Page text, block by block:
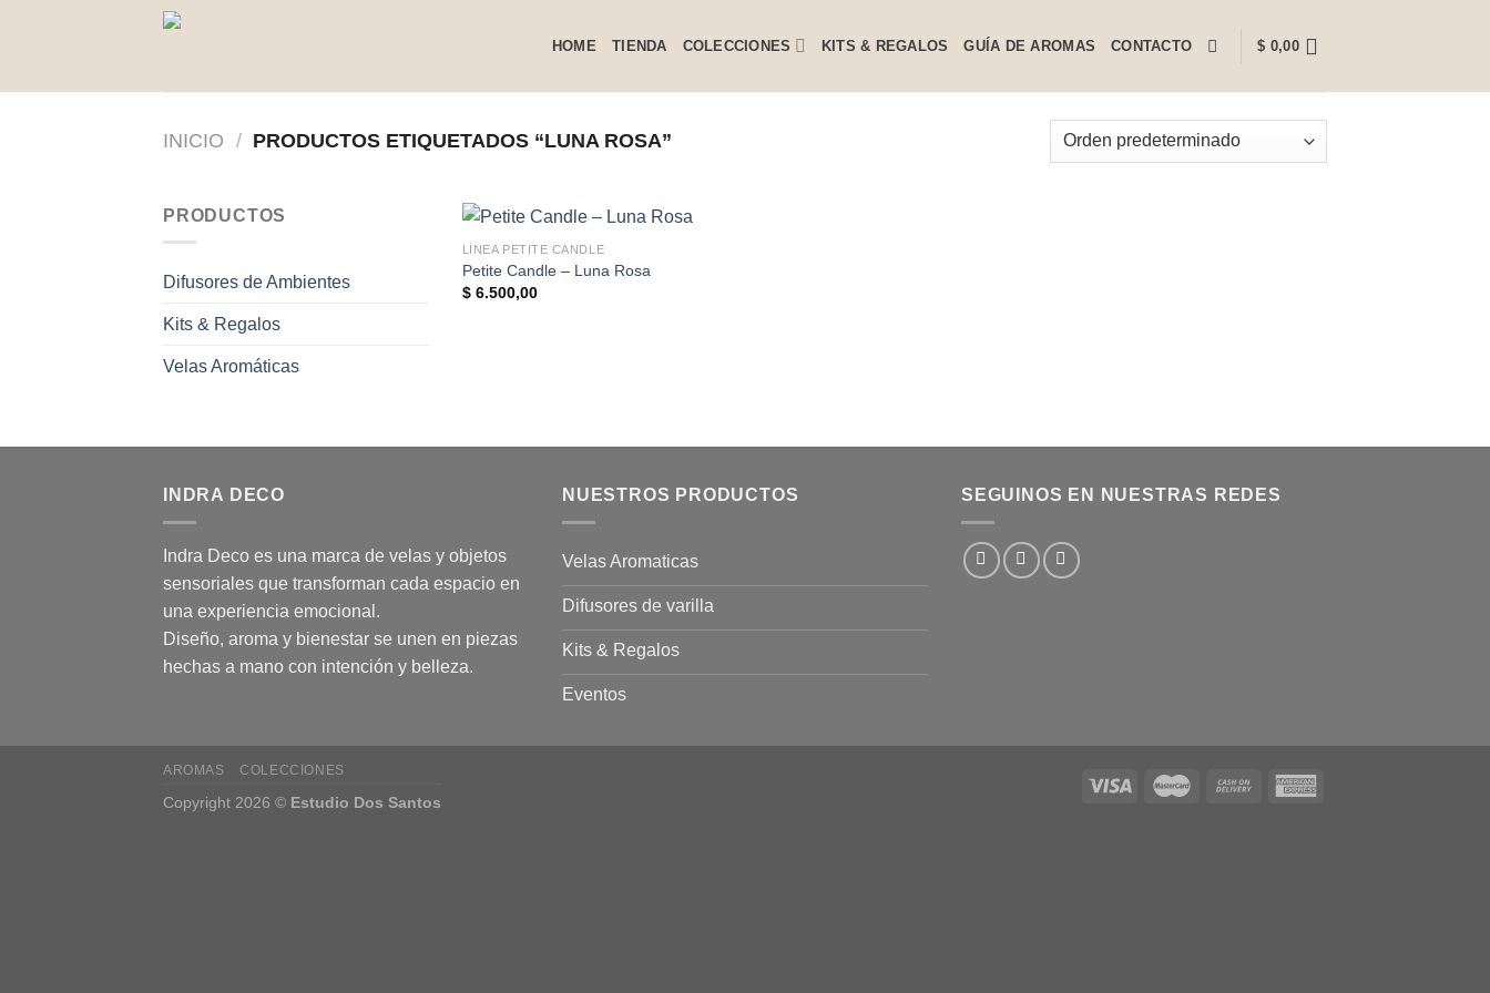
HOME TIENDA COLECCIONES KITS & REGALOS GUÍA DE AROMAS CONTACTO $ 0,00
INICIO / PRODUCTOS ETIQUETADOS “LUNA ROSA”
PRODUCTOS
Difusores de Ambientes
Kits & Regalos
Velas Aromáticas
LÍNEA PETITE CANDLE
Petite Candle – Luna Rosa
$6.500,00
INDRA DECO
Indra Deco es una marca de velas y objetos
sensoriales que transforman cada espacio en
una experiencia emocional.
Diseño, aroma y bienestar se unen en piezas
hechas a mano con intención y belleza.
NUESTROS PRODUCTOS
Velas Aromaticas
Difusores de varilla
Kits & Regalos
Eventos
SEGUINOS EN NUESTRAS REDES
AROMAS COLECCIONES
Copyright 2026 © Estudio Dos Santos